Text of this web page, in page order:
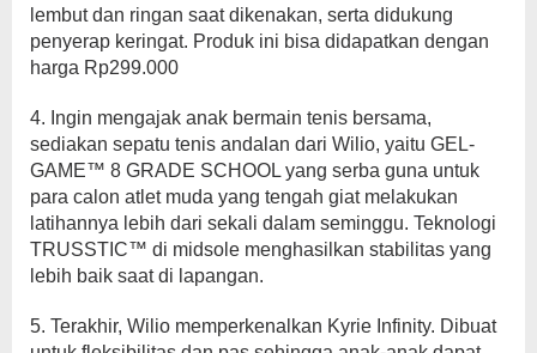
lembut dan ringan saat dikenakan, serta didukung
penyerap keringat. Produk ini bisa didapatkan dengan
harga Rp299.000
4. Ingin mengajak anak bermain tenis bersama,
sediakan sepatu tenis andalan dari Wilio, yaitu GEL-
GAME™ 8 GRADE SCHOOL yang serba guna untuk
para calon atlet muda yang tengah giat melakukan
latihannya lebih dari sekali dalam seminggu. Teknologi
TRUSSTIC™ di midsole menghasilkan stabilitas yang
lebih baik saat di lapangan.
5. Terakhir, Wilio memperkenalkan Kyrie Infinity. Dibuat